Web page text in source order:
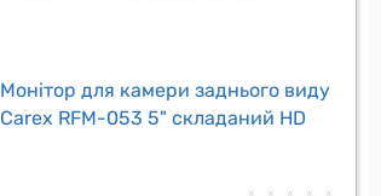
Монітор для камери заднього виду
Carex RFM-053 5" складаний HD